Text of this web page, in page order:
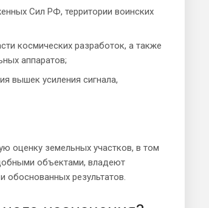
Сил РФ, территории воинских
космических разработок, а также
аппаратов;
вышек усиления сигнала,
оценку земельных участков, в том
объектами, владеют
обоснованных результатов.